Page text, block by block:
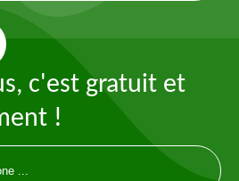
c'est gratuit et
!